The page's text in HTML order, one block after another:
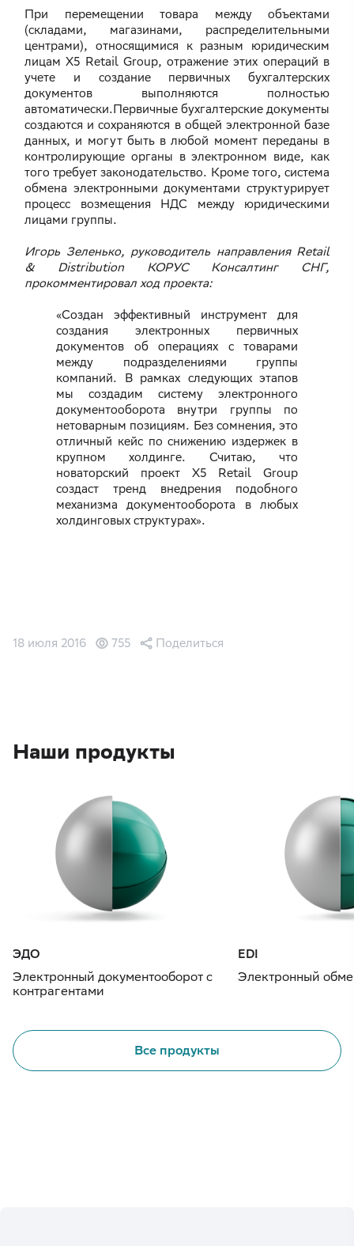
При перемещении товара между объектами
(складами, магазинами, распределительными
центрами), относящимися к разным юридическим
лицам X5 Retail Group, отражение этих операций в
учете и создание первичных бухгалтерских
документов выполняются полностью
автоматически.Первичные бухгалтерские документы
создаются и сохраняются в общей электронной базе
данных, и могут быть в любой момент переданы в
контролирующие органы в электронном виде, как
того требует законодательство. Кроме того, система
обмена электронными документами структурирует
процесс возмещения НДС между юридическими
лицами группы.
Игорь Зеленько, руководитель направления Retail
& Distribution КОРУС Консалтинг СНГ,
прокомментировал ход проекта:
«Создан эффективный инструмент для
создания электронных первичных
документов об операциях с товарами
между подразделениями группы
компаний. В рамках следующих этапов
мы создадим систему электронного
документооборота внутри группы по
нетоварным позициям. Без сомнения, это
отличный кейс по снижению издержек в
крупном холдинге. Считаю, что
новаторский проект X5 Retail Group
создаст тренд внедрения подобного
механизма документооборота в любых
холдинговых структурах».
18 июля 2016 755 Поделиться
Наши продукты
ЭДО
Электронный документооборот с
контрагентами
EDI
Электронный
Все продукты